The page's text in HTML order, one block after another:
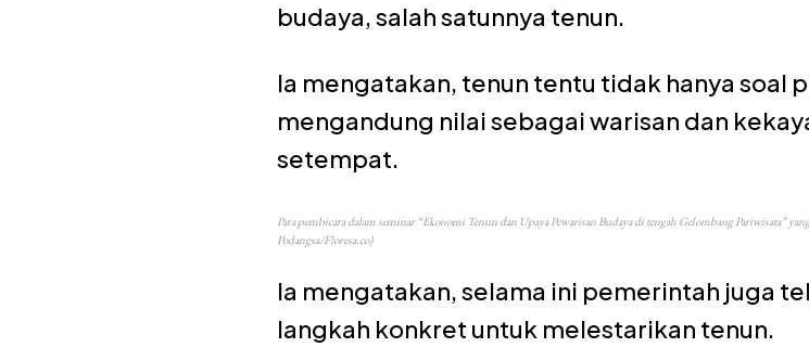
budaya, salah satunnya tenun.
Ia mengatakan, tenun tentu tidak hanya soal
mengandung nilai sebagai warisan dan
setempat.
Para pembicara dalam seminar “Ekonomi Tenun dan Upaya Pewarisan Budaya di tengah Gelombang Pariwisata”
Podangsa/Floresa.co)
Ia mengatakan, selama ini pemerintah juga
langkah konkret untuk melestarikan tenun.